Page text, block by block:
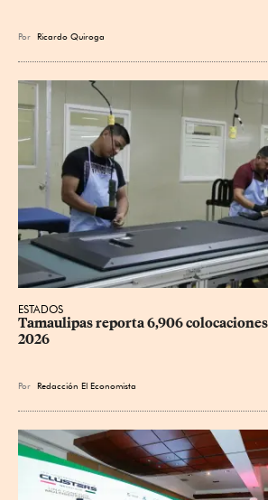
Por Ricardo Quiroga
ESTADOS
Tamaulipas reporta 6,906
2026
Por Redacción El Economista